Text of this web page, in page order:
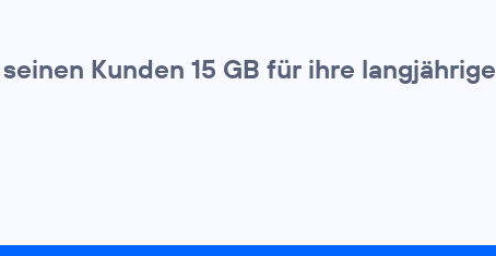
Kunden 15 GB für ihre langjährige